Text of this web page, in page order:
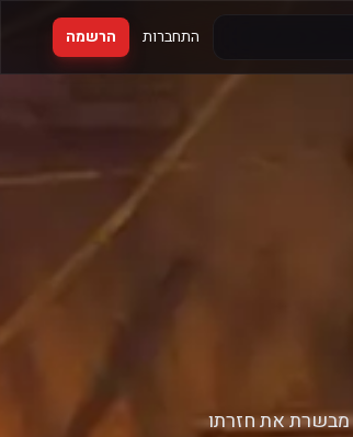
התחברות הרשמה
מבשרת את חזרתו